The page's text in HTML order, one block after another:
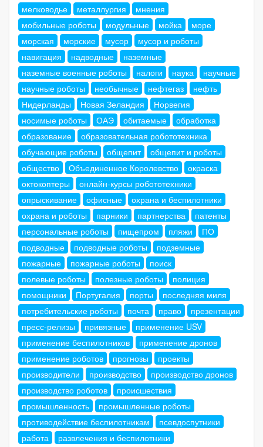
мелководье
металлургия
мнения
мобильные роботы
модульные мойка
море
морская
морские мусор
мусор и роботы
навигация
надводные
наземные
наземные военные роботы
налоги наука
научные
научные роботы
необычные нефтегаз
нефть
Нидерланды
Новая Зеландия
Норвегия
носимые роботы
ОАЭ обитаемые
обработка
образование
образовательная робототехника
обучающие роботы
общепит
общепит и роботы
общество
Объединенное Королевство
окраска
октокоптеры
онлайн-курсы робототехники
опрыскивание
офисные
охрана и беспилотники
охрана и роботы
парники партнерства
патенты
персональные роботы
пищепром пляжи
ПО
подводные
подводные роботы
подземные
пожарные
пожарные роботы
поиск
полевые роботы
полезные роботы
полиция
помощники
Португалия порты
последняя миля
потребительские роботы
почта право
презентации
пресс-релизы
привязные
применение USV
применение беспилотников
применение дронов
применение роботов
прогнозы
проекты
производители
производство
производство дронов
производство роботов
происшествия
промышленность
промышленные роботы
противодействие беспилотникам
псевдоспутники
работа
развлечения и беспилотники